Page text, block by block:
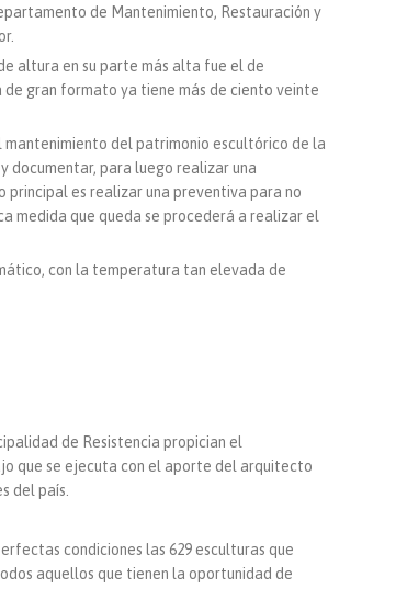
de Mantenimiento, Restauración y
altura en su parte más alta fue el de
gran formato ya tiene más de ciento veinte
mantenimiento del patrimonio escultórico de la
documentar, para luego realizar una
es realizar una preventiva para no
medida que queda se procederá a realizar el
con la temperatura tan elevada de
de Resistencia propician el
que se ejecuta con el aporte del arquitecto
del país.
condiciones las 629 esculturas que
aquellos que tienen la oportunidad de